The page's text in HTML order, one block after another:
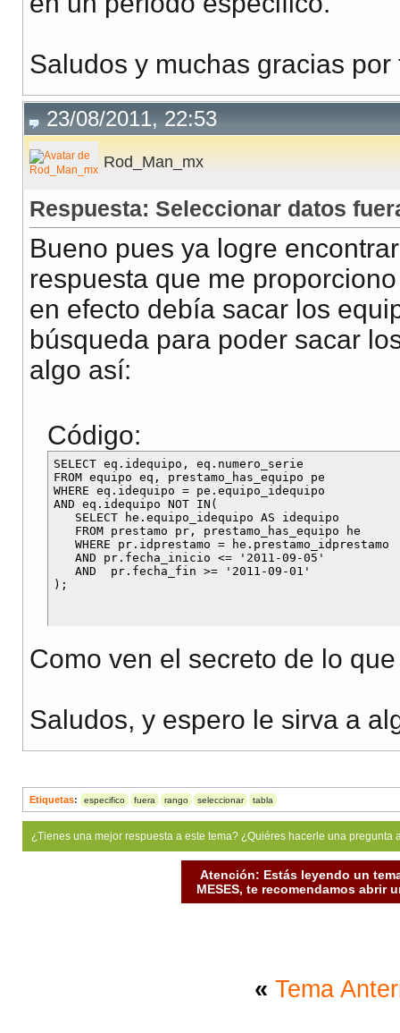
Saludos y muchas gracias por
23/08/2011, 22:53
Rod_Man_mx
Respuesta: Seleccionar datos
Bueno pues ya logre
respuesta que me
en efecto debía sacar los
búsqueda para poder sacar
algo así:
Código:
SELECT eq.idequipo, eq.numero_serie
FROM equipo eq, prestamo_has_equipo pe
WHERE eq.idequipo = pe.equipo_idequipo
AND eq.idequipo NOT IN(
   SELECT he.equipo_idequipo AS idequipo
   FROM prestamo pr, prestamo_has_equipo he
   WHERE pr.idprestamo = he.prestamo_idprestamo
   AND pr.fecha_inicio <= '2011-09-05'
   AND  pr.fecha_fin >= '2011-09-01'
Como ven el secreto de lo
Saludos, y espero le sirva a
Etiquetas: especifico fuera rango seleccionar tabla
¿Tienes una mejor respuesta a este tema? ¿Quiéres hacerle una
Atención: Estás leyendo un
MESES, te recomendamos abrir
« Tema